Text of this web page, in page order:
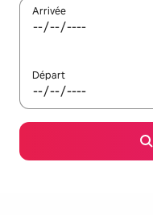
Arrivée
Départ